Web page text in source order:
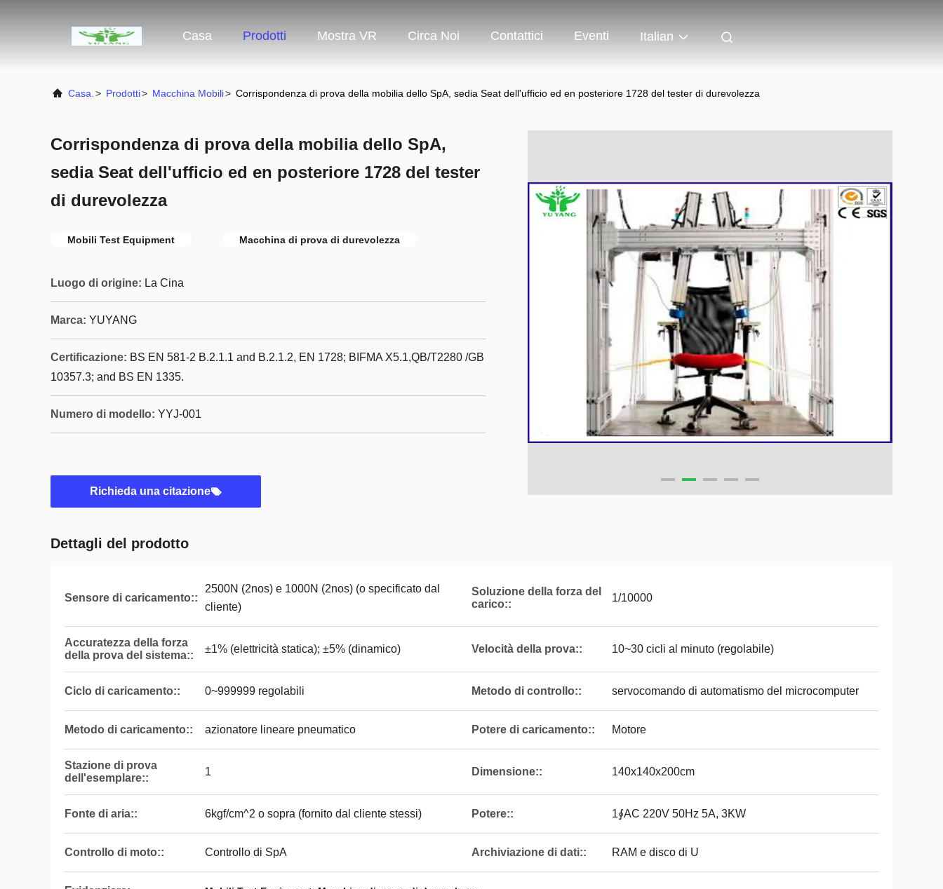
Casa Prodotti Mostra VR Circa Noi Contattici Eventi Italian
Casa. > Prodotti> Macchina Mobili> Corrispondenza di prova della mobilia dello SpA, sedia Seat dell'ufficio ed en posteriore 1728 del tester di durevolezza
Corrispondenza di prova della mobilia dello SpA,
sedia Seat dell'ufficio ed en posteriore 1728 del tester
di durevolezza
Mobili Test Equipment Macchina di prova di durevolezza
Luogo di origine: La Cina
Marca: YUYANG
Certificazione: BS EN 581-2 B.2.1.1 and B.2.1.2, EN 1728; BIFMA X5.1,QB/T2280 /GB
10357.3; and BS EN 1335.
Numero di modello: YYJ-001
Richieda una citazione
Dettagli del prodotto
Sensore di caricamento::
2500N (2nos) e 1000N (2nos) (o specificato dal
cliente)
Soluzione della forza del
carico::
1/10000
Accuratezza della forza
della prova del sistema::
±1% (elettricità statica); ±5% (dinamico) Velocità della prova:: 10~30 cicli al minuto (regolabile)
Ciclo di caricamento:: 0~999999 regolabili Metodo di controllo:: servocomando di automatismo del microcomputer
Metodo di caricamento:: azionatore lineare pneumatico Potere di caricamento:: Motore
Stazione di prova
dell'esemplare::
1 Dimensione:: 140x140x200cm
Fonte di aria:: 6kgf/cm^2 o sopra (fornito dal cliente stessi) Potere:: 1∮AC 220V 50Hz 5A, 3KW
Controllo di moto:: Controllo di SpA Archiviazione di dati:: RAM e disco di U